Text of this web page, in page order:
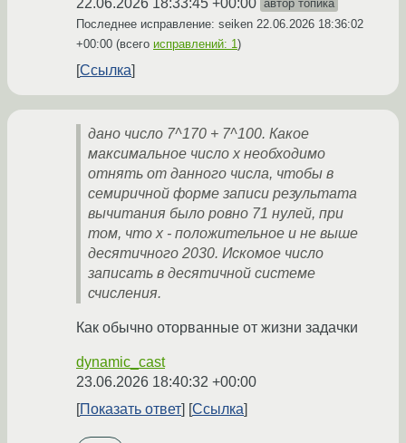
22.06.2026 18:33:45 +00:00 автор топика
Последнее исправление: seiken 22.06.2026 18:36:02
+00:00 (всего исправлений: 1 )
Ссылка
дано число 7^170 + 7^100. Какое
максимальное число x необходимо
отнять от данного числа, чтобы в
семиричной форме записи результата
вычитания было ровно 71 нулей, при
том, что x - положительное и не выше
десятичного 2030. Искомое число
записать в десятичной системе
счисления.
Как обычно оторванные от жизни задачки
dynamic_cast
23.06.2026 18:40:32 +00:00
Показать ответ
Ссылка